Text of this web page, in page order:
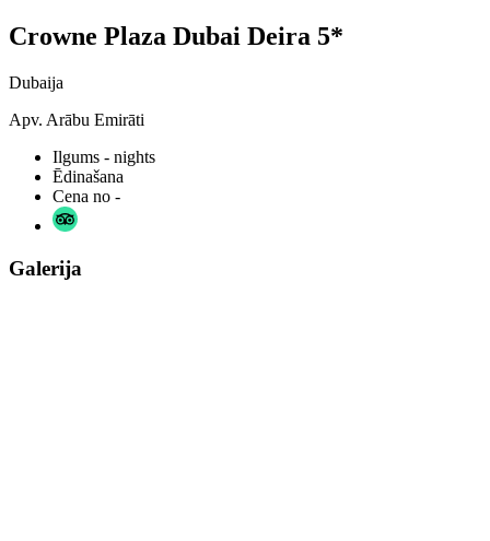
Crowne Plaza Dubai Deira 5*
Dubaija
Apv. Arābu Emirāti
Ilgums - nights
Ēdinašana
Cena no -
Galerija